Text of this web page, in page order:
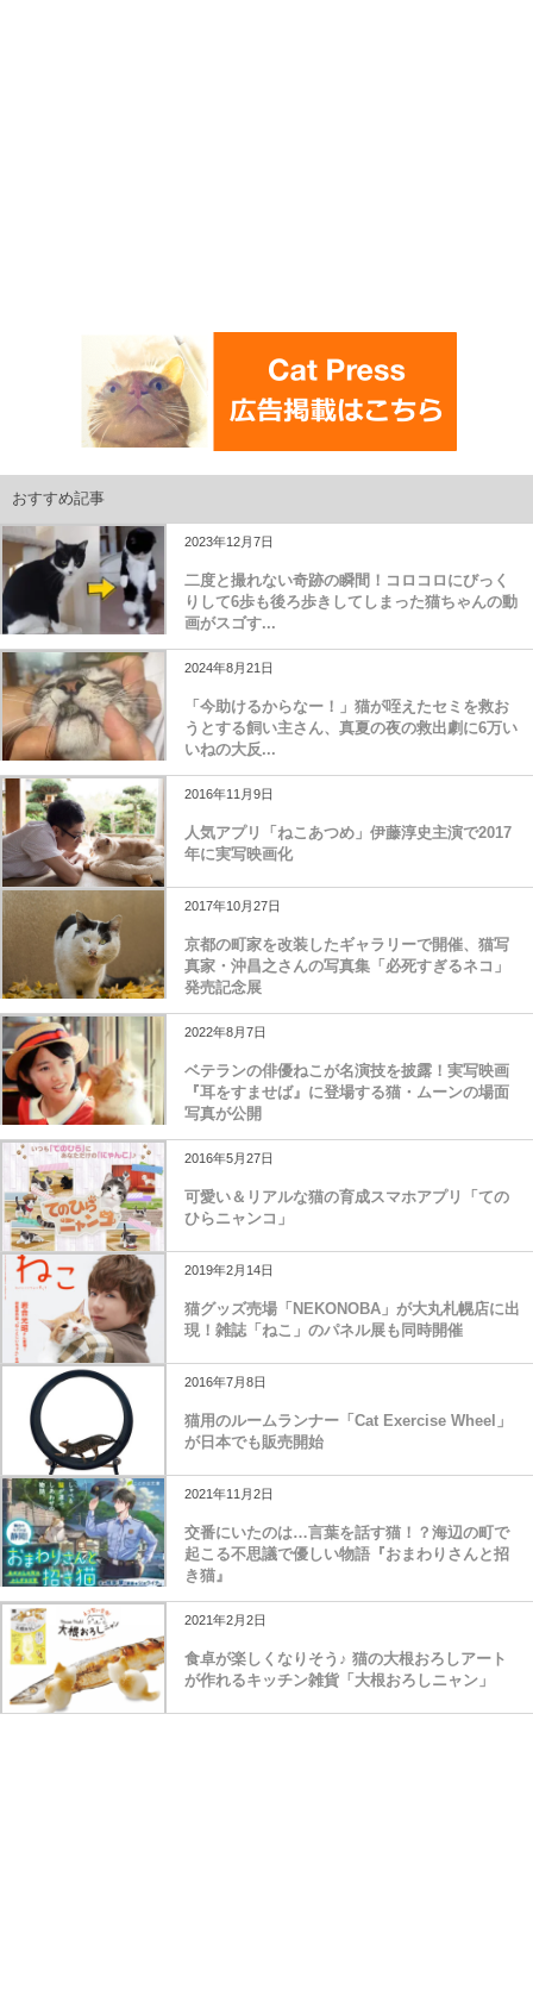
おすすめ記事
2023年12月7日
二度と撮れない奇跡の瞬間！コロコロにびっく
りして6歩も後ろ歩きしてしまった猫ちゃんの動
画がスゴす...
2024年8月21日
「今助けるからなー！」猫が咥えたセミを救お
うとする飼い主さん、真夏の夜の救出劇に6万い
いねの大反...
2016年11月9日
人気アプリ「ねこあつめ」伊藤淳史主演で2017
年に実写映画化
2017年10月27日
京都の町家を改装したギャラリーで開催、猫写
真家・沖昌之さんの写真集「必死すぎるネコ」
発売記念展
2022年8月7日
ベテランの俳優ねこが名演技を披露！実写映画
『耳をすませば』に登場する猫・ムーンの場面
写真が公開
2016年5月27日
可愛い＆リアルな猫の育成スマホアプリ「ての
ひらニャンコ」
2019年2月14日
猫グッズ売場「NEKONOBA」が大丸札幌店に出
現！雑誌「ねこ」のパネル展も同時開催
2016年7月8日
猫用のルームランナー「Cat Exercise Wheel」
が日本でも販売開始
2021年11月2日
交番にいたのは…言葉を話す猫！？海辺の町で
起こる不思議で優しい物語『おまわりさんと招
き猫』
2021年2月2日
食卓が楽しくなりそう♪ 猫の大根おろしアート
が作れるキッチン雑貨「大根おろしニャン」